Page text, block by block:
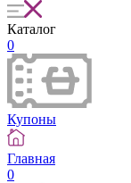
Каталог
0
Купоны
Главная
0